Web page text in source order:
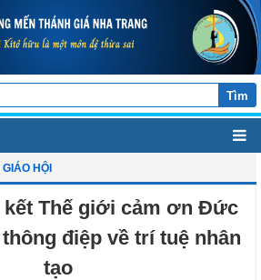
Tìm
GIÁO HỘI
kết Thế giới cảm ơn Đức
điệp về trí tuệ nhân
tạo